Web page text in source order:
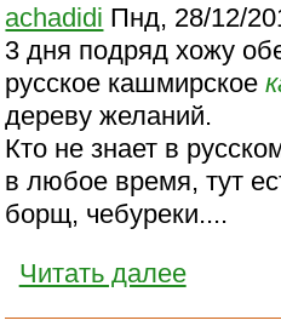
achadidi Пнд, 28/12/
3 дня подряд хожу
русское кашмирское
дереву желаний.
Кто не знает в
в любое время, тут
борщ, чебуреки....
Читать далее